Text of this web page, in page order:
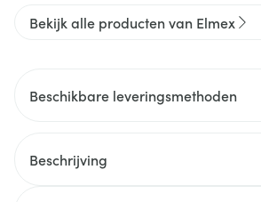
Bekijk alle producten van Elmex
Beschikbare leveringsmethoden
Beschrijving